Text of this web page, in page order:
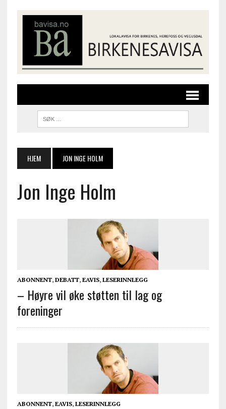
HJEM JON INGE HOLM
Jon Inge Holm
ABONNENT, DEBATT, EAVIS, LESERINNLEGG
– Høyre vil øke støtten til lag og
foreninger
ABONNENT, EAVIS, LESERINNLEGG